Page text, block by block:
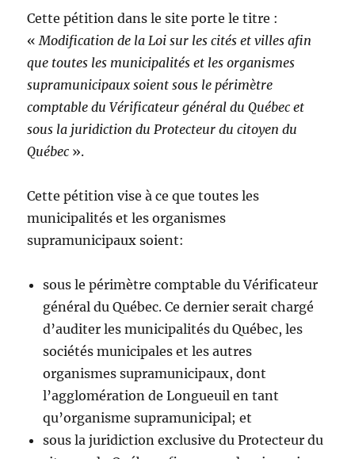
Cette pétition dans le site porte le titre :
« Modification de la Loi sur les cités et villes afin
que toutes les municipalités et les organismes
supramunicipaux soient sous le périmètre
comptable du Vérificateur général du Québec et
sous la juridiction du Protecteur du citoyen du
Québec ».
Cette pétition vise à ce que toutes les
municipalités et les organismes
supramunicipaux soient:
sous le périmètre comptable du Vérificateur
général du Québec. Ce dernier serait chargé
d’auditer les municipalités du Québec, les
sociétés municipales et les autres
organismes supramunicipaux, dont
l’agglomération de Longueuil en tant
qu’organisme supramunicipal; et
sous la juridiction exclusive du Protecteur du